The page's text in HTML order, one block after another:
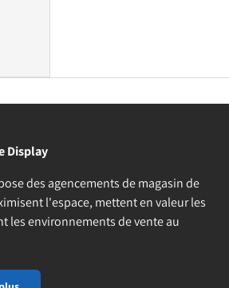
Display
des agencements de magasin de
l'espace, mettent en valeur les
les environnements de vente au